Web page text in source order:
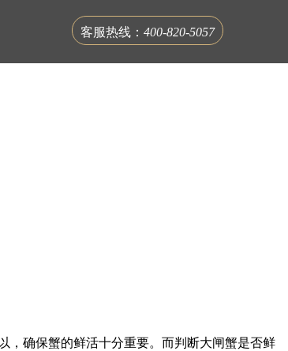
，确保蟹的鲜活十分重要。而判断大闸蟹是否鲜
客服热线： 400-820-5057